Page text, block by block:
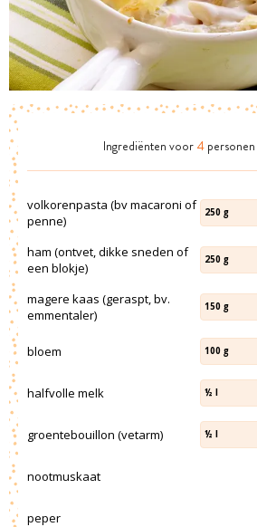
Ingrediënten voor 4 personen
volkorenpasta (bv macaroni of
penne)
250 g
ham (ontvet, dikke sneden of
een blokje)
250 g
magere kaas (geraspt, bv.
emmentaler)
150 g
bloem 100 g
halfvolle melk ½ l
groentebouillon (vetarm) ½ l
nootmuskaat
peper